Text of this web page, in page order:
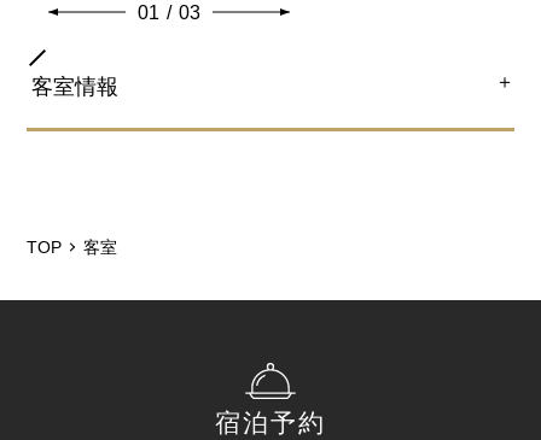
01 / 03
客室情報 ＋
TOP 客室
宿泊予約